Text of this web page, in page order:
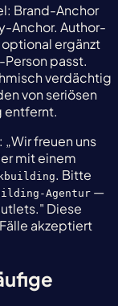
Brand-Anchor
Anchor. Author-
ergänzt
Person passt.
verdächtig
von seriösen
entfernt.
freuen uns
mit einem
. Bitte
Agentur —
Diese
akzeptiert